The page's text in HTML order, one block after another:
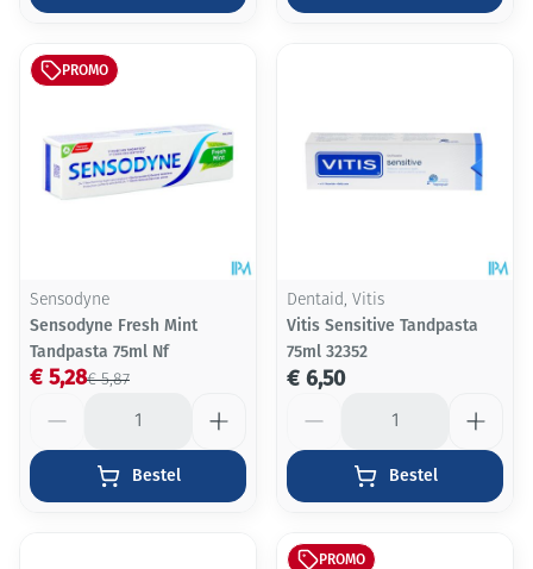
PROMO
Sensodyne
Sensodyne Fresh Mint
Tandpasta 75ml Nf
€ 5,87
€ 5,28
Bestel
Dentaid, Vitis
Vitis Sensitive Tandpasta
75ml 32352
€ 6,50
Bestel
PROMO